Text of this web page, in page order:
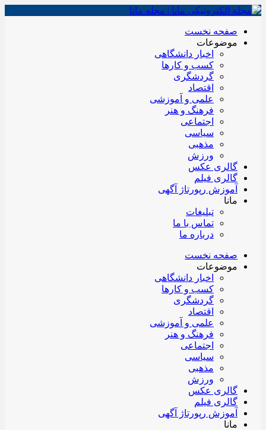
صفحه نخست
موضوعات
اخبار دانشگاهی
کسب و کارها
گردشگری
اقتصاد
علمی و آموزشی
فرهنگ و هنر
اجتماعی
سیاسی
مذهبی
ورزش
گالری عکس
گالری فیلم
آموزش رپورتاژ آگهی
مانا
تبلیغات
تماس با ما
درباره ما
صفحه نخست
موضوعات
اخبار دانشگاهی
کسب و کارها
گردشگری
اقتصاد
علمی و آموزشی
فرهنگ و هنر
اجتماعی
سیاسی
مذهبی
ورزش
گالری عکس
گالری فیلم
آموزش رپورتاژ آگهی
مانا